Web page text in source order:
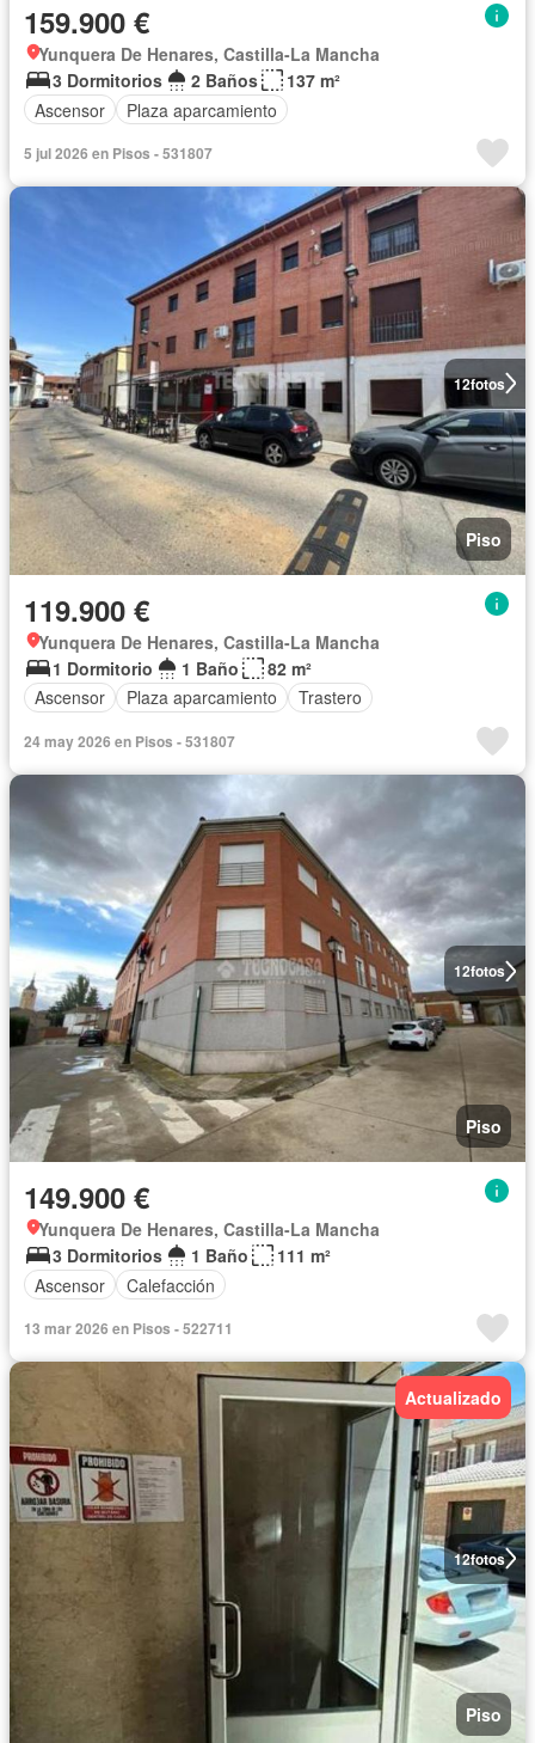
159.900 €
Yunquera De Henares, Castilla-La Mancha
3 Dormitorios
2 Baños
137 m²
Ascensor
Plaza aparcamiento
5 jul 2026 en Pisos - 531807
12fotos
Piso
119.900 €
Yunquera De Henares, Castilla-La Mancha
1 Dormitorio
1 Baño
82 m²
Ascensor
Plaza aparcamiento Trastero
24 may 2026 en Pisos - 531807
12fotos
Piso
149.900 €
Yunquera De Henares, Castilla-La Mancha
3 Dormitorios
1 Baño
111 m²
Ascensor
Calefacción
13 mar 2026 en Pisos - 522711
12fotos
Actualizado
Piso